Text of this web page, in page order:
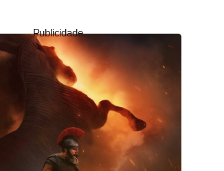
Publicidade